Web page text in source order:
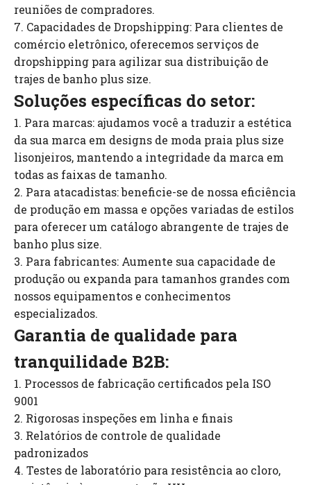
reuniões de compradores.
7. Capacidades de Dropshipping: Para clientes de
comércio eletrônico, oferecemos serviços de
dropshipping para agilizar sua distribuição de
trajes de banho plus size.
Soluções específicas do setor:
1. Para marcas: ajudamos você a traduzir a estética
da sua marca em designs de moda praia plus size
lisonjeiros, mantendo a integridade da marca em
todas as faixas de tamanho.
2. Para atacadistas: beneficie-se de nossa eficiência
de produção em massa e opções variadas de estilos
para oferecer um catálogo abrangente de trajes de
banho plus size.
3. Para fabricantes: Aumente sua capacidade de
produção ou expanda para tamanhos grandes com
nossos equipamentos e conhecimentos
especializados.
Garantia de qualidade para
tranquilidade B2B:
1. Processos de fabricação certificados pela ISO
9001
2. Rigorosas inspeções em linha e finais
3. Relatórios de controle de qualidade
padronizados
4. Testes de laboratório para resistência ao cloro,